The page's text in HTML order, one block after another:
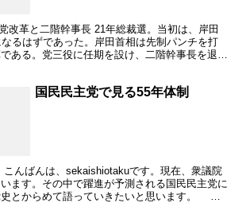
改革と二階幹事長 21年総裁選。当初は、岸田
るはずであった。岸田首相は先制パンチを打
ある。党三役に任期を設け、二階幹事長を退か
国民民主党で見る55年体制
んばんは、sekaishiotakuです。現在、衆議院
ます。その中で躍進が予測される国民民主党に
とからめて語っていきたいと思います。 国